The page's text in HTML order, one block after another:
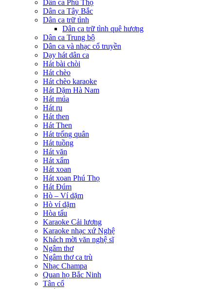
Dân ca Phú Thọ
Dân ca Tây Bắc
Dân ca trữ tình
Dân ca trữ tình quê hương
Dân ca Trung bộ
Dân ca và nhạc cổ truyền
Dạy hát dân ca
Hát bài chòi
Hát chèo
Hát chèo karaoke
Hát Dặm Hà Nam
Hát múa
Hát ru
Hát then
Hát Then
Hát trống quân
Hát tuồng
Hát văn
Hát xẩm
Hát xoan
Hát xoan Phú Thọ
Hát Đúm
Hò – Ví dặm
Hò ví dặm
Hòa tấu
Karaoke Cải lương
Karaoke nhạc xứ Nghệ
Khách mời văn nghệ sĩ
Ngâm thơ
Ngâm thơ ca trù
Nhạc Champa
Quan họ Bắc Ninh
Tân cổ